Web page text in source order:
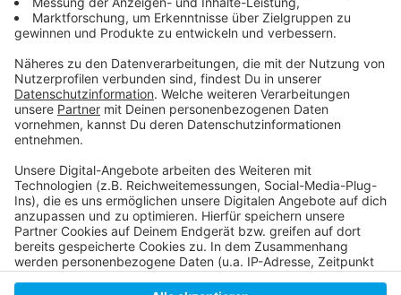
Termine des Düsseldorfer Impfmobils
Hier informiert das RKI
Anzeige
Anzeige